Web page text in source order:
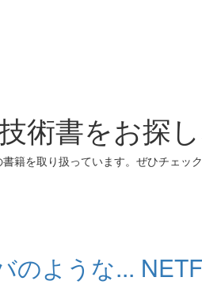
術書をお探
籍を取り扱っています。ぜひチェック
のような...